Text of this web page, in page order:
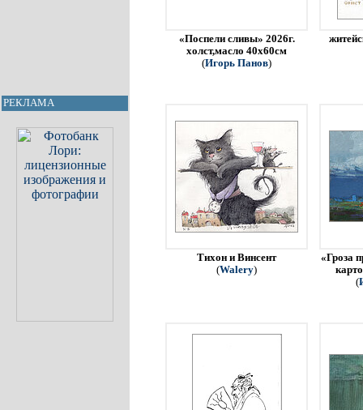
РЕКЛАМА
«Поспели сливы» 2026г.
холст,масло 40х60см
(Игорь Панов)
Тихон и Винсент
(Walery)
«Гроза
(